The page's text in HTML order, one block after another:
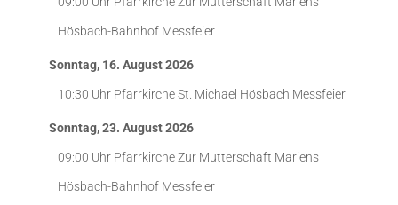
Hösbach-Bahnhof Messfeier
Sonntag, 16. August 2026
10:30 Uhr Pfarrkirche St. Michael Hösbach Messfeier
Sonntag, 23. August 2026
09:00 Uhr Pfarrkirche Zur Mutterschaft Mariens
Hösbach-Bahnhof Messfeier